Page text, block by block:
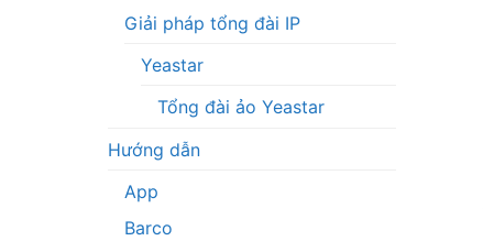
Giải pháp tổng đài IP
Yeastar
Tổng đài ảo Yeastar
Hướng dẫn
App
Barco